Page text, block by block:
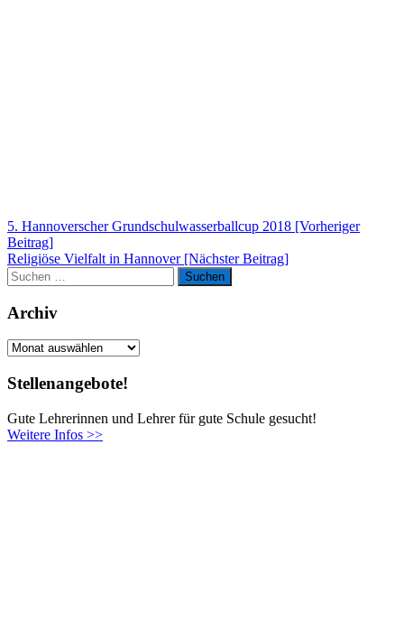
Beitragsnavigation
5. Hannoverscher Grundschulwasserballcup 2018 [Vorheriger
Beitrag]
Religiöse Vielfalt in Hannover [Nächster Beitrag]
Suchen
nach:
Suchen
Archiv
Archiv
Stellenangebote!
Gute Lehrerinnen und Lehrer für gute Schule gesucht!
Weitere Infos >>